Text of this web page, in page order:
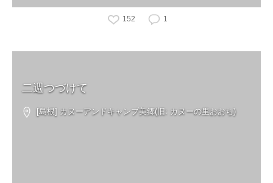
152 1
二週つづけて
[島根] カヌーアンドキャンプ美郷(旧: カヌーの里おおち)